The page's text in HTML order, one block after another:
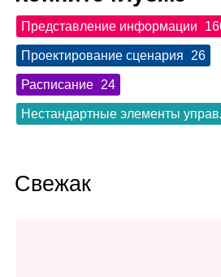
Представление информации
Проектирование сценария 26
Расписание 24
Нестандартные элементы
Свежак